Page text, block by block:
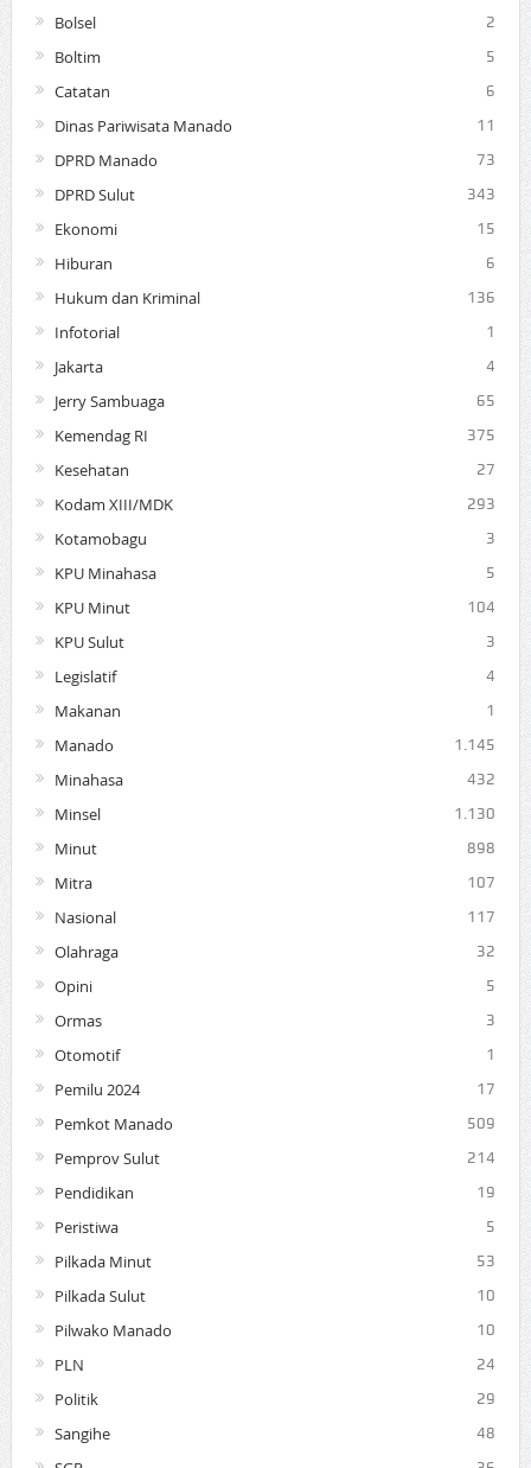
Bolsel 2
Boltim 5
Catatan 6
Dinas Pariwisata Manado 11
DPRD Manado 73
DPRD Sulut 343
Ekonomi 15
Hiburan 6
Hukum dan Kriminal 136
Infotorial 1
Jakarta 4
Jerry Sambuaga 65
Kemendag RI 375
Kesehatan 27
Kodam XIII/MDK 293
Kotamobagu 3
KPU Minahasa 5
KPU Minut 104
KPU Sulut 3
Legislatif 4
Makanan 1
Manado 1.145
Minahasa 432
Minsel 1.130
Minut 898
Mitra 107
Nasional 117
Olahraga 32
Opini 5
Ormas 3
Otomotif 1
Pemilu 2024 17
Pemkot Manado 509
Pemprov Sulut 214
Pendidikan 19
Peristiwa 5
Pilkada Minut 53
Pilkada Sulut 10
Pilwako Manado 10
PLN 24
Politik 29
Sangihe 48